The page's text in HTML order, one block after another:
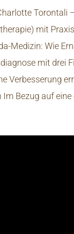
Torontali
mit
Medizin: Wie
mit drei
Verbesserung
Bezug auf